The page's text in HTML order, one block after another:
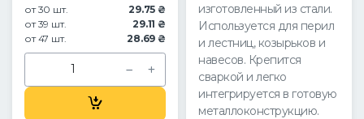
от 30 шт.
29.75 ₴
от 39 шт.
29.11 ₴
от 47 шт.
28.69 ₴
изготовленный из стали.
Используется для перил
и лестниц, козырьков и
навесов. Крепится
сваркой и легко
интегрируется в готовую
металлоконструкцию.